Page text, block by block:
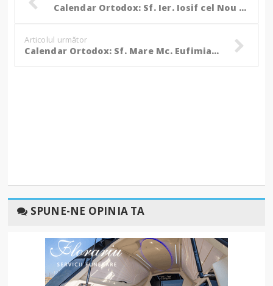
Calendar Ortodox: Sf. Ier. Iosif cel Nou de la Partoş, Mitropolitul Banatului; Sf. Mare Mc. Nichita; Sf. Ier. Visarion, Arhiepiscopul Larisei
Articolul următor
Calendar Ortodox: Sf. Mare Mc. Eufimia; Sf. Mc. Meletina şi Ludmila
SPUNE-NE OPINIA TA